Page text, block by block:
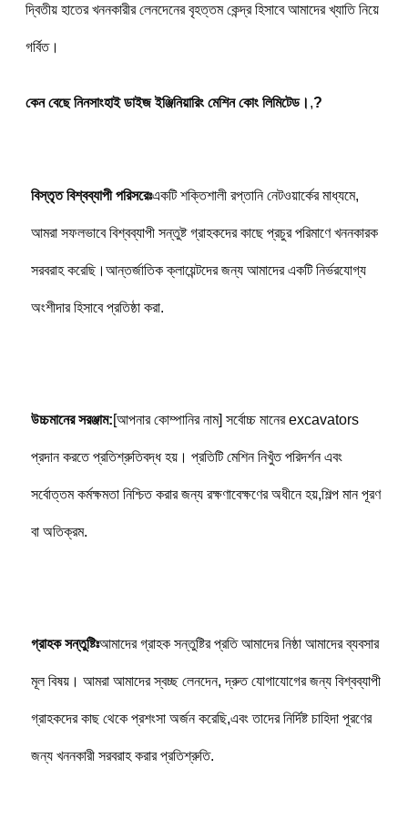
দ্বিতীয় হাতের খননকারীর লেনদেনের বৃহত্তম কেন্দ্র হিসাবে আমাদের খ্যাতি নিয়ে
গর্বিত।
কেন বেছে নিনসাংহাই ডাইজ ইঞ্জিনিয়ারিং মেশিন কোং লিমিটেড। ,?
বিস্তৃত বিশ্বব্যাপী পরিসরেঃএকটি শক্তিশালী রপ্তানি নেটওয়ার্কের মাধ্যমে,
আমরা সফলভাবে বিশ্বব্যাপী সন্তুষ্ট গ্রাহকদের কাছে প্রচুর পরিমাণে খননকারক
সরবরাহ করেছি।আন্তর্জাতিক ক্লায়েন্টদের জন্য আমাদের একটি নির্ভরযোগ্য
অংশীদার হিসাবে প্রতিষ্ঠা করা.
উচ্চমানের সরঞ্জাম:[আপনার কোম্পানির নাম] সর্বোচ্চ মানের excavators
প্রদান করতে প্রতিশ্রুতিবদ্ধ হয়। প্রতিটি মেশিন নিখুঁত পরিদর্শন এবং
সর্বোত্তম কর্মক্ষমতা নিশ্চিত করার জন্য রক্ষণাবেক্ষণের অধীনে হয়,শিল্প মান পূরণ
বা অতিক্রম.
গ্রাহক সন্তুষ্টিঃআমাদের গ্রাহক সন্তুষ্টির প্রতি আমাদের নিষ্ঠা আমাদের ব্যবসার
মূল বিষয়। আমরা আমাদের স্বচ্ছ লেনদেন, দ্রুত যোগাযোগের জন্য বিশ্বব্যাপী
গ্রাহকদের কাছ থেকে প্রশংসা অর্জন করেছি,এবং তাদের নির্দিষ্ট চাহিদা পূরণের
জন্য খননকারী সরবরাহ করার প্রতিশ্রুতি.